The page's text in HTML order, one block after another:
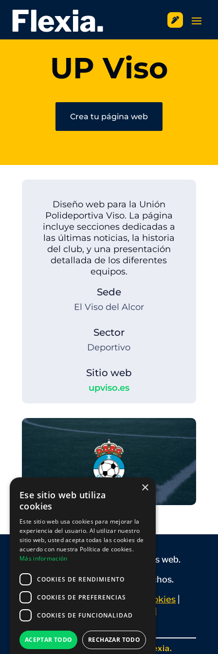

UP Viso
Crea tu página web
Diseño web para la Unión
Polideportiva Viso. La página
incluye secciones dedicadas a
las últimas noticias, la historia
del club, y una presentación
detallada de los diferentes
equipos.
Sede
El Viso del Alcor
Sector
Deportivo
Sitio web
upviso.es
Flexia Web. Diseño de páginas web.
Reservados todos los derechos.
Aviso Legal|Política de cookies
Política de Privacidad
Desarrollado con 💛 por Flexia.
×
Ese sitio web utiliza
cookies
Este sitio web usa cookies para mejorar la
experiencia del usuario. Al utilizar nuestro
sitio web, usted acepta todas las cookies de
acuerdo con nuestra Política de cookies.
Más información
COOKIES DE RENDIMIENTO
COOKIES DE PREFERENCIAS
COOKIES DE FUNCIONALIDAD
ACEPTAR TODO RECHAZAR TODO